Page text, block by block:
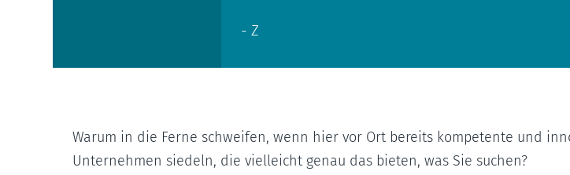
- Z
Warum in die Ferne schweifen, wenn hier vor Ort bereits kompetente und
Unternehmen siedeln, die vielleicht genau das bieten, was Sie suchen?